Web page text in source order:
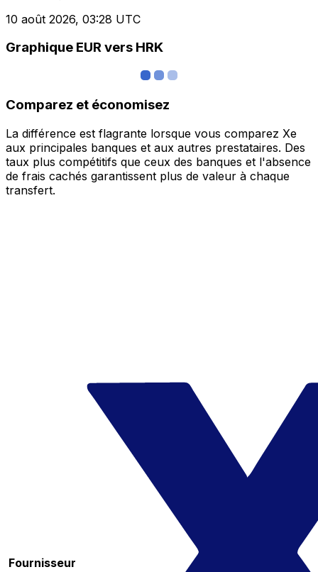
10 août 2026, 03:28 UTC
Graphique EUR vers HRK
Comparez et économisez
La différence est flagrante lorsque vous comparez Xe
aux principales banques et aux autres prestataires. Des
taux plus compétitifs que ceux des banques et l'absence
de frais cachés garantissent plus de valeur à chaque
transfert.
Fournisseur